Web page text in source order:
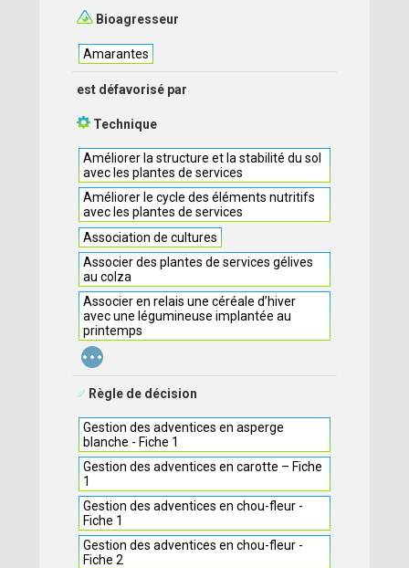
Bioagresseur
Amarantes
est défavorisé par
Technique
Améliorer la structure et la stabilité du sol
avec les plantes de services
Améliorer le cycle des éléments nutritifs
avec les plantes de services
Association de cultures
Associer des plantes de services gélives
au colza
Associer en relais une céréale d’hiver
avec une légumineuse implantée au
printemps
...
Règle de décision
Gestion des adventices en asperge
blanche - Fiche 1
Gestion des adventices en carotte – Fiche
1
Gestion des adventices en chou-fleur -
Fiche 1
Gestion des adventices en chou-fleur -
Fiche 2